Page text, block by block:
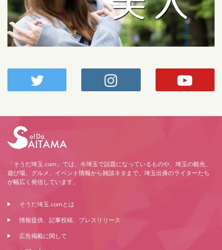
「そうだ埼玉.com」では、今埼玉で話題になっているものや、埼玉の観光、
遊び場、グルメ、イベント情報から雑談ネタまで、埼玉出身のライターたち
が幅広く発信しています。
そうだ埼玉.comとは
情報提供、記事投稿、プレスリリース
広告掲載に関して